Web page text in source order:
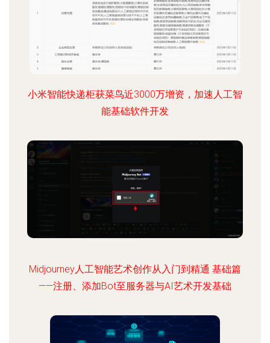
小米智能快递柜获菜鸟近3000万增资，加速人工智
能基础软件开发
Midjourney人工智能艺术创作从入门到精通 基础篇
——注册、添加Bot至服务器与AI艺术开发基础